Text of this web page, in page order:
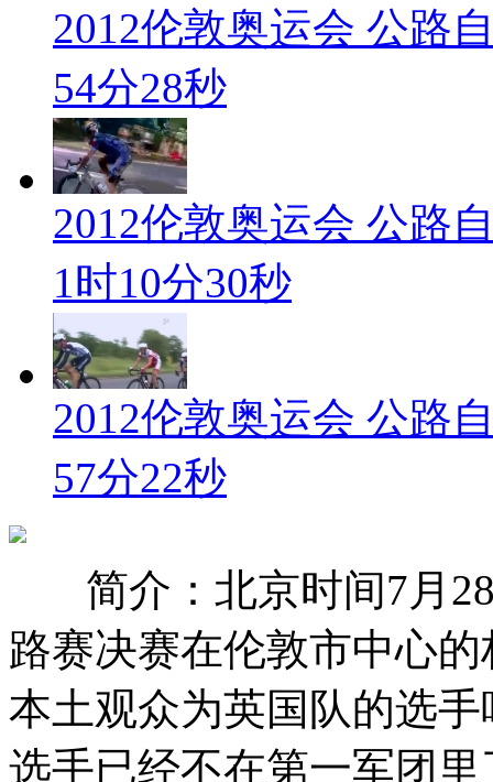
2012伦敦奥运会 公路
54分28秒
2012伦敦奥运会 公路
1时10分30秒
2012伦敦奥运会 公路
57分22秒
简介：北京时间7月
路赛决赛在伦敦市中心
本土观众为英国队的选
选手已经不在第一军团里